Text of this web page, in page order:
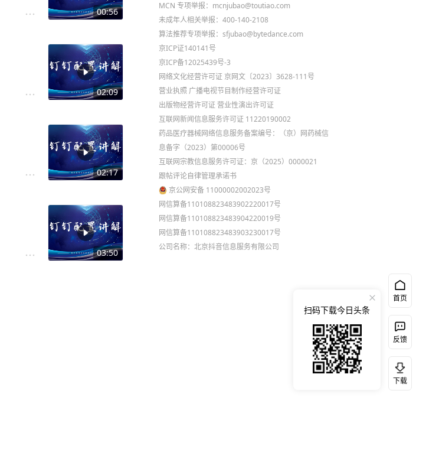
00:56
02:09
02:17
03:50
MCN 专项举报：mcnjubao@toutiao.com
未成年人相关举报：400-140-2108
算法推荐专项举报：sfjubao@bytedance.com
京ICP证140141号
京ICP备12025439号-3
网络文化经营许可证 京网文〔2023〕3628-111号
营业执照 广播电视节目制作经营许可证
出版物经营许可证 营业性演出许可证
互联网新闻信息服务许可证 11220190002
药品医疗器械网络信息服务备案编号：（京）网药械信
息备字（2023）第00006号
互联网宗教信息服务许可证：京（2025）0000021
跟帖评论自律管理承诺书
京公网安备 11000002002023号
网信算备110108823483902220017号
网信算备110108823483904220019号
网信算备110108823483903230017号
公司名称：北京抖音信息服务有限公司
首页
反馈
下载
扫码下载今日头条